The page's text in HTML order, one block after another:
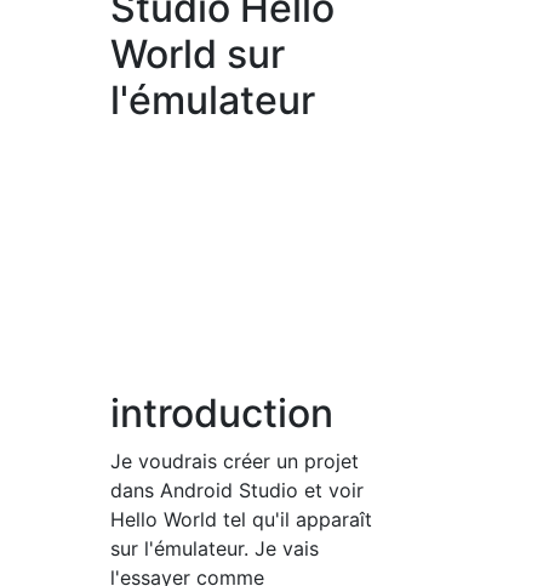
World sur
l'émulateur
introduction
Je voudrais créer un projet
dans Android Studio et voir
Hello World tel qu'il apparaît
sur l'émulateur. Je vais
l'essayer comme